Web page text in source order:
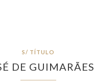
S/ TÍTULO
DE GUIMARÃES